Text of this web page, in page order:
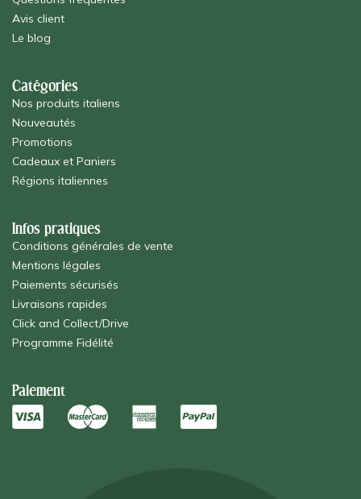
Avis client
Le blog
Catégories
Nos produits italiens
Nouveautés
Promotions
Cadeaux et Paniers
Régions italiennes
Infos pratiques
Conditions générales de vente
Mentions légales
Paiements sécurisés
Livraisons rapides
Click and Collect/Drive
Programme Fidélité
Paiement